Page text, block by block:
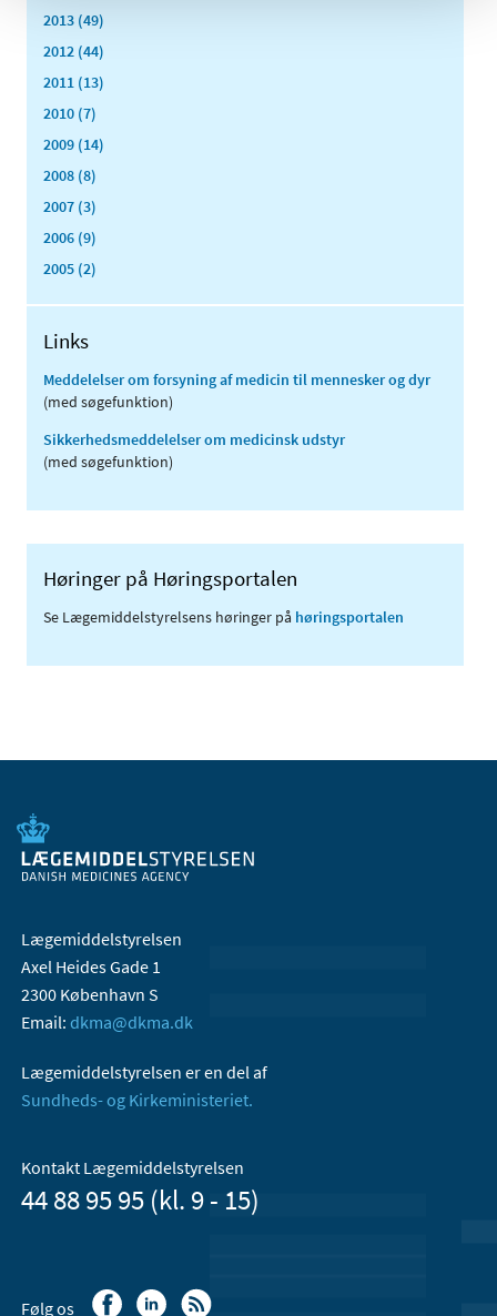
2013 (49)
2012 (44)
2011 (13)
2010 (7)
2009 (14)
2008 (8)
2007 (3)
2006 (9)
2005 (2)
Links
Meddelelser om forsyning af medicin til mennesker og dyr
(med søgefunktion)
Sikkerhedsmeddelelser om medicinsk udstyr
(med søgefunktion)
Høringer på Høringsportalen
Se Lægemiddelstyrelsens høringer på høringsportalen
Lægemiddelstyrelsen
Axel Heides Gade 1
2300 København S
Email: dkma@dkma.dk
Lægemiddelstyrelsen er en del af
Sundheds- og Kirkeministeriet.
Kontakt Lægemiddelstyrelsen
44 88 95 95 (kl. 9 - 15)
Følg os